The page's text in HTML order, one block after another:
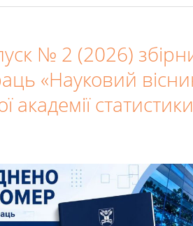
№ 2 (2026)
«Науковий
академії